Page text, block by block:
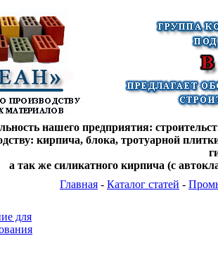
нашего предприятия:
кирпича, блока, тротуарной
а так же силикатного кирпича (с
для
Главная - Каталог статей -